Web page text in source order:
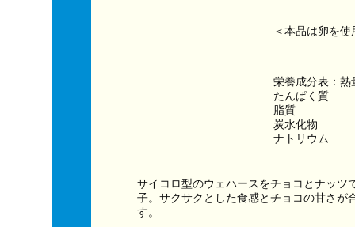
＜本品は卵を
栄養成分表：
たんぱく質　　
脂質　　　　
炭水化物　　　
ナトリウム　　
サイコロ型のウェハースをチョコとナッツ
子。サクサクとした食感とチョコの甘さが
す。